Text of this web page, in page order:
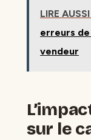
LIRE AUSSI
erreurs
vendeur
sur le